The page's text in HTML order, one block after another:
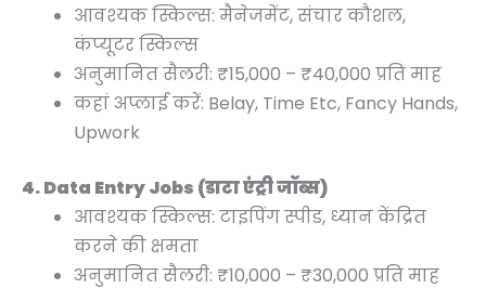
आवश्यक स्किल्स: मैनेजमेंट, संचार कौशल,
कंप्यूटर स्किल्स
अनुमानित सैलरी: ₹15,000 – ₹40,000 प्रति माह
कहां अप्लाई करें: Belay, Time Etc, Fancy Hands,
Upwork
4. Data Entry Jobs (डाटा एंट्री जॉब्स)
आवश्यक स्किल्स: टाइपिंग स्पीड, ध्यान केंद्रित
करने की क्षमता
अनुमानित सैलरी: ₹10,000 – ₹30,000 प्रति माह